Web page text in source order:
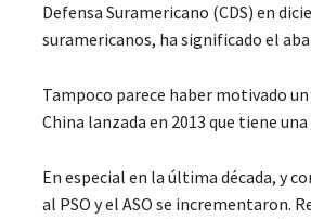
Defensa Suramericano (CDS) en
suramericanos, ha significado el
Tampoco parece haber motivado
China lanzada en 2013 que tiene
En especial en la última década, y
al PSO y el ASO se incrementaron.